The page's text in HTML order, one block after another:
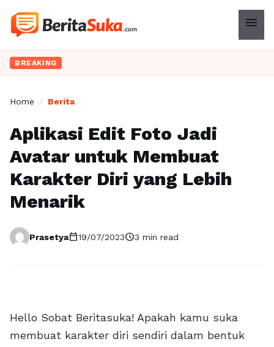
menu
BREAKING
Home / Berita
Aplikasi Edit Foto Jadi
Avatar untuk Membuat
Karakter Diri yang Lebih
Menarik
Prasetyacalendar_today19/07/2023schedule3 min read
Hello Sobat Beritasuka! Apakah kamu suka
membuat karakter diri sendiri dalam bentuk